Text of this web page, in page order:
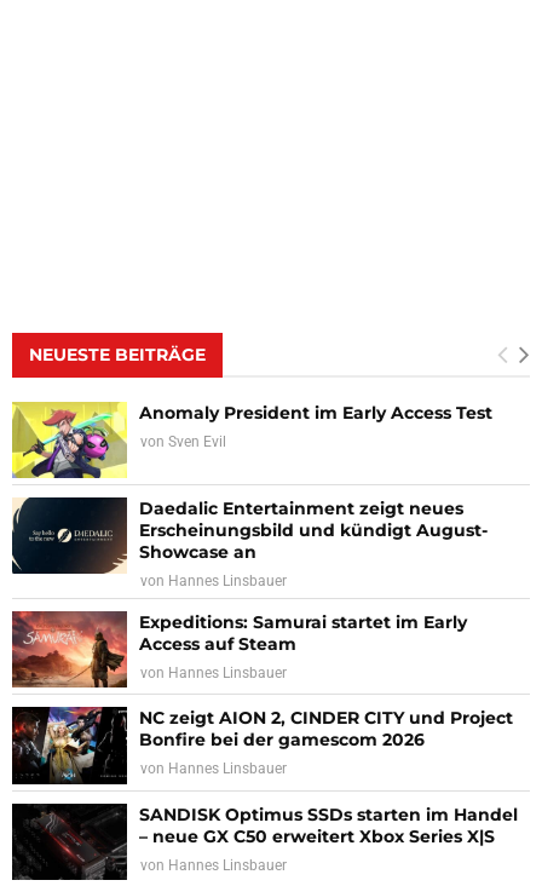
NEUESTE BEITRÄGE
Anomaly President im Early Access Test
von Sven Evil
Daedalic Entertainment zeigt neues
Erscheinungsbild und kündigt August-
Showcase an
von Hannes Linsbauer
Expeditions: Samurai startet im Early
Access auf Steam
von Hannes Linsbauer
NC zeigt AION 2, CINDER CITY und Project
Bonfire bei der gamescom 2026
von Hannes Linsbauer
SANDISK Optimus SSDs starten im Handel
– neue GX C50 erweitert Xbox Series X|S
von Hannes Linsbauer